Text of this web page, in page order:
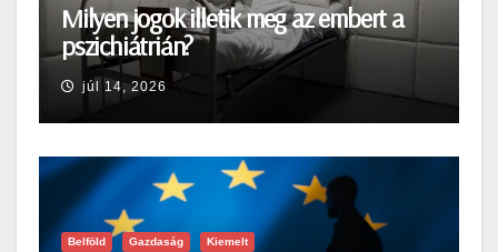
Milyen jogok illetik meg az embert a
pszichiátrián?
júl 14, 2026
Belföld Gazdaság Kiemelt